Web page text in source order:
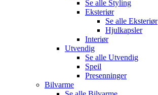
Se alle Styling
Eksteriør
Se alle Eksteriør
Hjulkapsler
Interiør
Utvendig
Se alle Utvendig
Speil
Presenninger
Bilvarme